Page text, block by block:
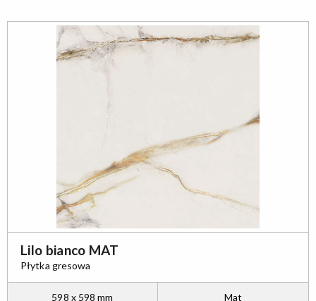
Lilo bianco MAT
Płytka gresowa
598 x 598 mm Mat